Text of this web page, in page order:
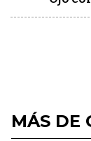
MÁS DE